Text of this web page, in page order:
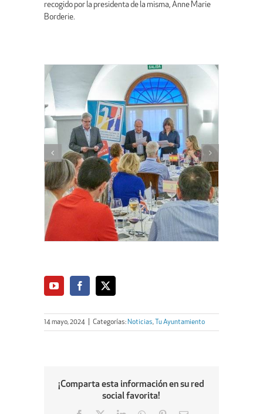
recogido por la presidenta de la misma, Anne Marie
Borderie.
14 mayo, 2024 Categorías: Noticias, Tu Ayuntamiento
¡Comparta esta información en su red
social favorita!